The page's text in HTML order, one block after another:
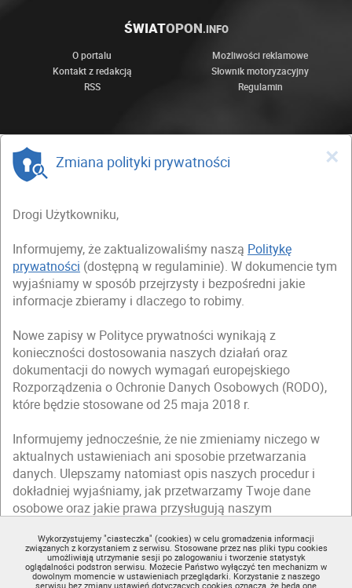
Wykorzystujemy "ciasteczka" (cookies) w celu gromadzenia informacji
związanych z korzystaniem z serwisu. Stosowane przez nas pliki typu cookies
umożliwiają utrzymanie sesji po zalogowaniu i tworzenie statystyk
oglądalności podstron serwisu. Możecie Państwo wyłączyć ten mechanizm w
dowolnym momencie w ustawieniach przeglądarki. Korzystanie z naszego
serwisu bez zmiany ustawień dotyczących cookies oznacza, że będą one
ŚWIATOPON.INFO
O portalu
Możliwości reklamowe
Kontakt z redakcją
Słownik motoryzacyjny
RSS
Regulamin
×
Zmiana polityki prywatności
Drogi Użytkowniku,
Informujemy, że zaktualizowaliśmy naszą Politykę
prywatności (dostępną w regulaminie). W dokumencie tym
wyjaśniamy w sposób przejrzysty i bezpośredni jakie
informacje zbieramy i dlaczego to robimy.
Nowe zapisy w Polityce prywatności wynikają z
konieczności dostosowania naszych działań oraz
dokumentacji do nowych wymagań europejskiego
Rozporządzenia o Ochronie Danych Osobowych (RODO),
które będzie stosowane od 25 maja 2018 r.
Informujemy jednocześnie, że nie zmieniamy niczego w
aktualnych ustawieniach ani sposobie przetwarzania
danych. Ulepszamy natomiast opis naszych procedur i
dokładniej wyjaśniamy, jak przetwarzamy Twoje dane
osobowe oraz jakie prawa przysługują naszym
Zapraszamy Cię do zapoznania się ze zmienionąPolityką
prywatności(dostępną w regulaminie).